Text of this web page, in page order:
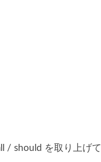
/ should を取り上げて